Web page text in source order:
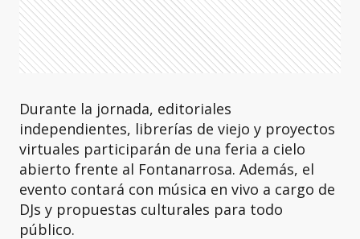
Durante la jornada, editoriales
independientes, librerías de viejo y proyectos
virtuales participarán de una feria a cielo
abierto frente al Fontanarrosa. Además, el
evento contará con música en vivo a cargo de
DJs y propuestas culturales para todo
público.